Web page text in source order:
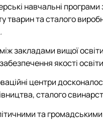
навчальні
тварин та сталого
закладами вищої
якості
центри
сталого
та